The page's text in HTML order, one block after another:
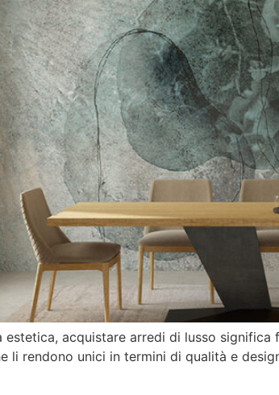
estetica, acquistare arredi di lusso
rendono unici in termini di qualità e